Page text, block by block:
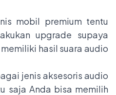
mobil premium tentu
upgrade supaya
hasil suara audio
jenis aksesoris audio
saja Anda bisa memilih